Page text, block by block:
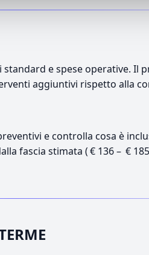
e spese operative. Il
aggiuntivi rispetto alla
e controlla cosa è
fascia stimata ( € 136 – €